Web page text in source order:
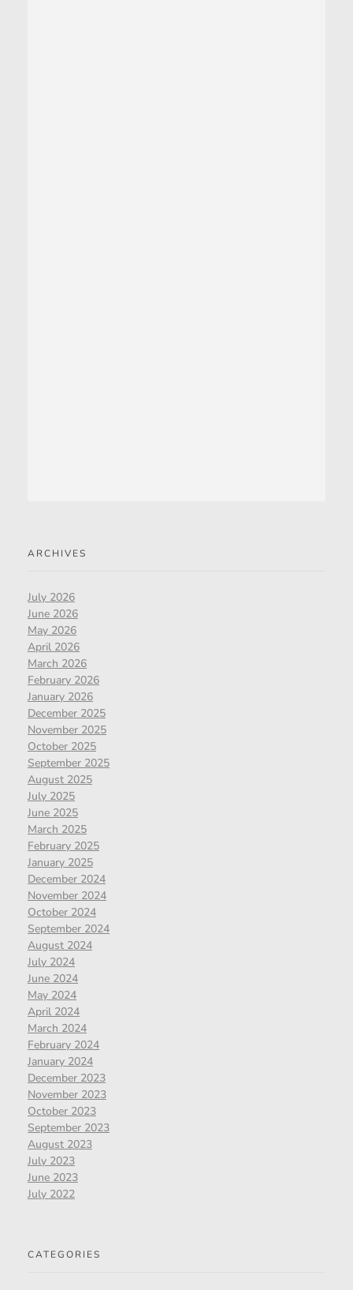
ARCHIVES
July 2026
June 2026
May 2026
April 2026
March 2026
February 2026
January 2026
December 2025
November 2025
October 2025
September 2025
August 2025
July 2025
June 2025
March 2025
February 2025
January 2025
December 2024
November 2024
October 2024
September 2024
August 2024
July 2024
June 2024
May 2024
April 2024
March 2024
February 2024
January 2024
December 2023
November 2023
October 2023
September 2023
August 2023
July 2023
June 2023
July 2022
CATEGORIES